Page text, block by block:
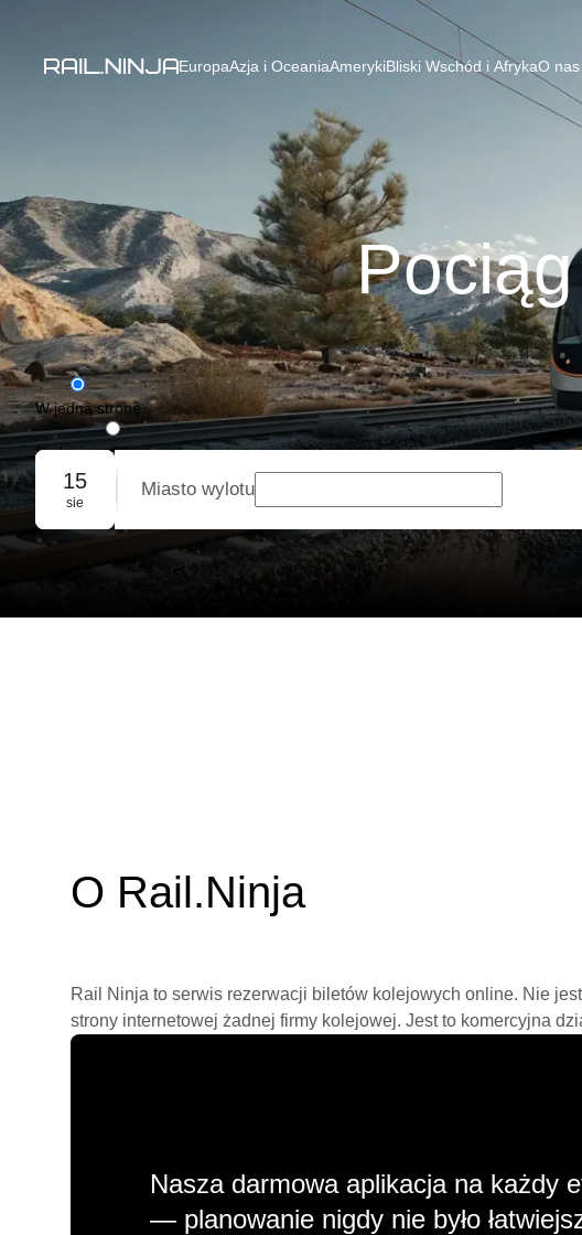
EuropaAzja i OceaniaAmerykiBliski Wschód i AfrykaO nas
W jedną stronę
Podróż w obie strony
Rezerwacja grupowa
15
sie
Miasto wylotu
O Rail.Ninja
Rail Ninja to serwis rezerwacji biletów kolejowych online. Nie
strony internetowej żadnej firmy kolejowej. Jest to komercyjna
Nasza darmowa aplikacja na każdy
— planowanie nigdy nie było